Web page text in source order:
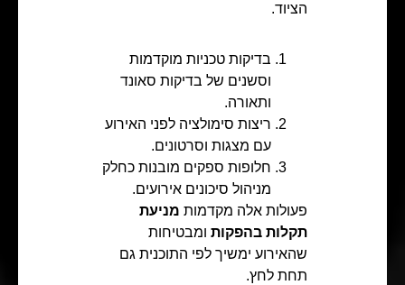
הציוד.
בדיקות טכניות מוקדמות
וסשנים של בדיקות סאונד
ותאורה.
ריצות סימולציה לפני האירוע
עם מצגות וסרטונים.
חלופות ספקים מובנות כחלק
מניהול סיכונים אירועים.
פעולות אלה מקדמות מניעת
תקלות בהפקות ומבטיחות
שהאירוע ימשיך לפי התוכנית גם
תחת לחץ.